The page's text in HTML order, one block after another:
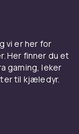
vi er her for
Her finner du et
gaming, leker
til kjæledyr.